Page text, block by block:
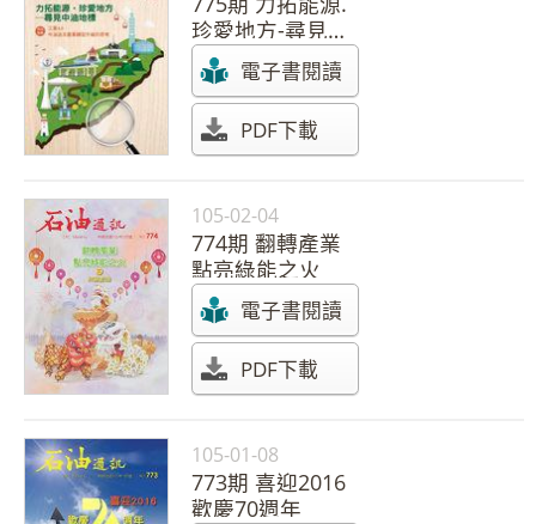
珍愛地方-尋見
中油地標
電子書閱讀
PDF下載
105-02-04
774期 翻轉產業
點亮綠能之火
電子書閱讀
PDF下載
105-01-08
773期 喜迎2016
歡慶70週年